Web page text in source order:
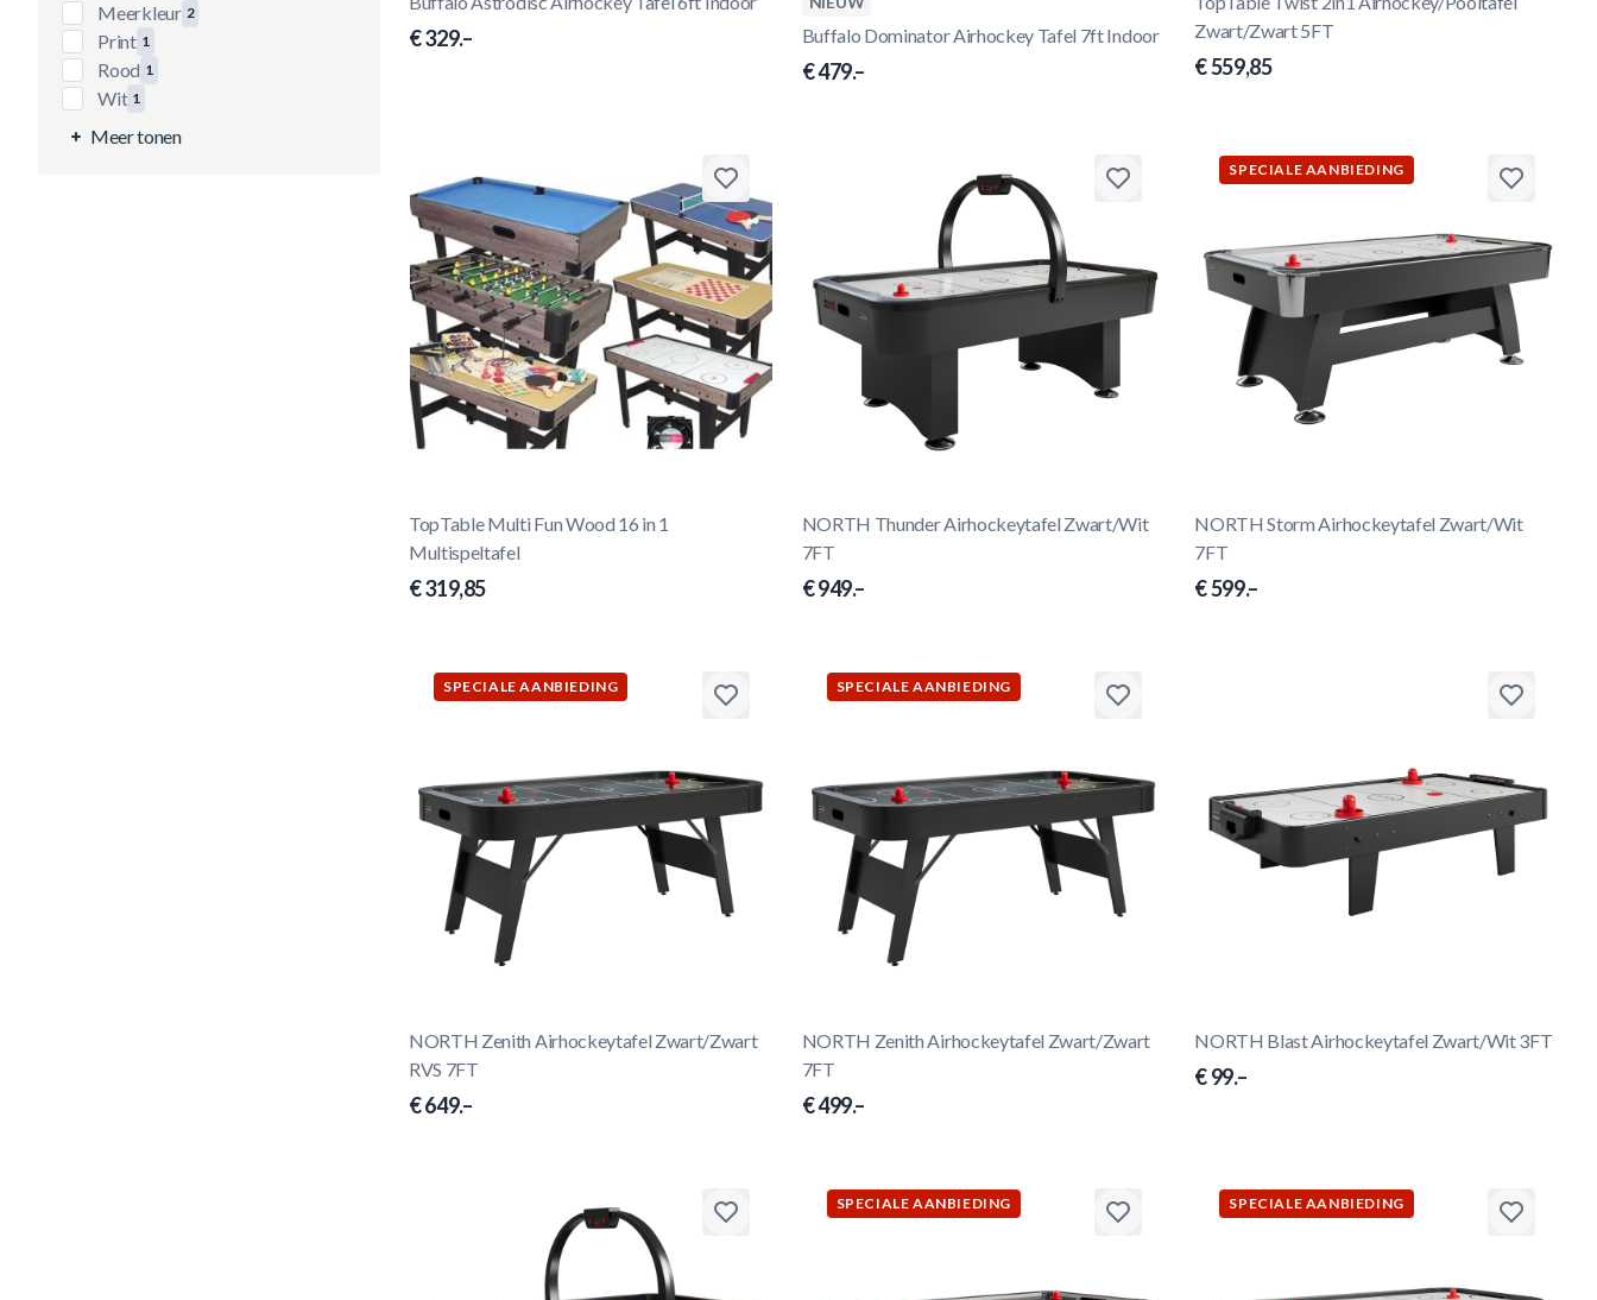
Meerkleur 2
producten beschikbaar
Print 1
producten beschikbaar
Rood 1
producten beschikbaar
Wit 1
producten beschikbaar
Meer tonen
€ 329.– Buffalo Dominator Airhockey Tafel 7ft Indoor
€ 479.–
Zwart/Zwart 5FT
€ 559,85
TopTable Multi Fun Wood 16 in 1
Multispeltafel
€ 319,85
NORTH Thunder Airhockeytafel Zwart/Wit
7FT
€ 949.–
SPECIALE AANBIEDING
NORTH Storm Airhockeytafel Zwart/Wit
7FT
€ 599.–
SPECIALE AANBIEDING
NORTH Zenith Airhockeytafel Zwart/Zwart
RVS 7FT
€ 649.–
SPECIALE AANBIEDING
NORTH Zenith Airhockeytafel Zwart/Zwart
7FT
€ 499.–
NORTH Blast Airhockeytafel Zwart/Wit 3FT
€ 99.–
SPECIALE AANBIEDING SPECIALE AANBIEDING